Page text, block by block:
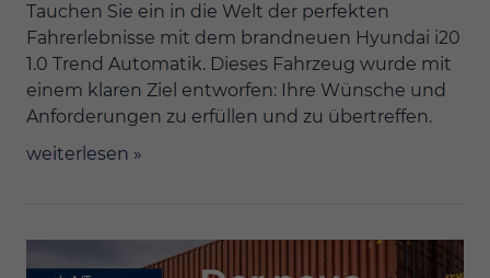
Tauchen Sie ein in die Welt der perfekten
Fahrerlebnisse mit dem brandneuen Hyundai i20
1.0 Trend Automatik. Dieses Fahrzeug wurde mit
einem klaren Ziel entworfen: Ihre Wünsche und
Anforderungen zu erfüllen und zu übertreffen.
weiterlesen »